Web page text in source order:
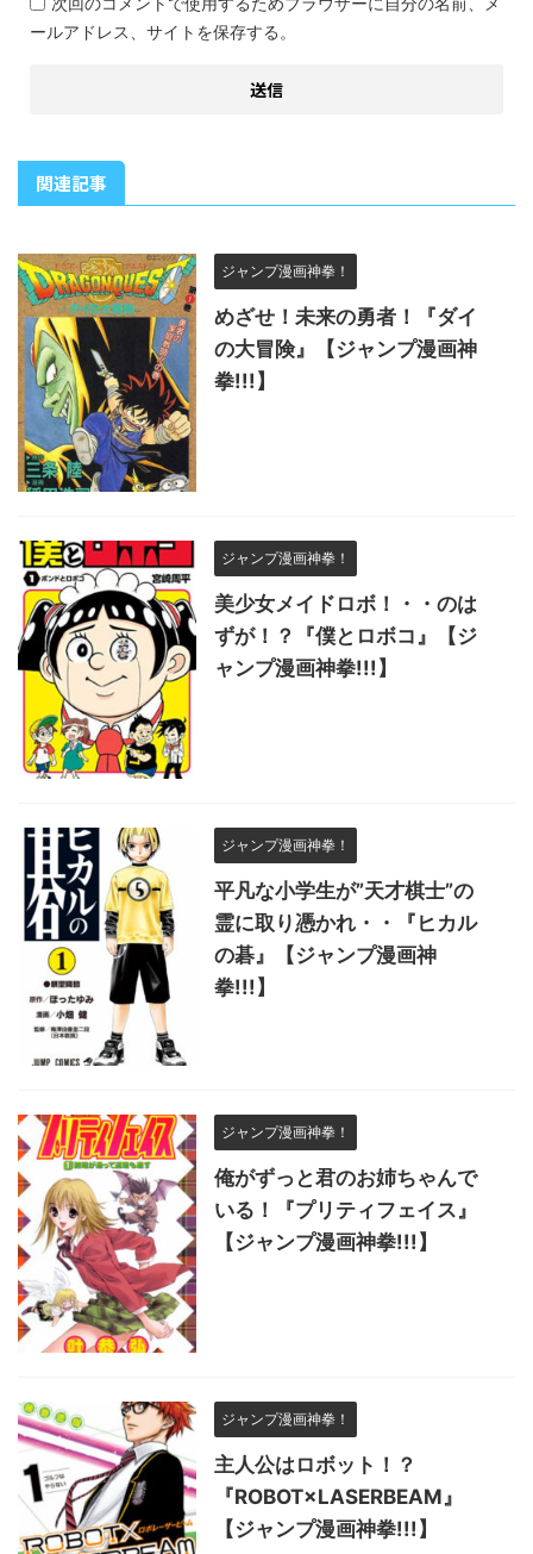
ールアドレス、サイトを保存する。
関連記事
ジャンプ漫画神拳！
めざせ！未来の勇者！『ダイ
の大冒険』【ジャンプ漫画神
拳!!!】
ジャンプ漫画神拳！
美少女メイドロボ！・・のは
ずが！？『僕とロボコ』【ジ
ャンプ漫画神拳!!!】
ジャンプ漫画神拳！
平凡な小学生が”天才棋士”の
霊に取り憑かれ・・『ヒカル
の碁』【ジャンプ漫画神
拳!!!】
ジャンプ漫画神拳！
俺がずっと君のお姉ちゃんで
いる！『プリティフェイス』
【ジャンプ漫画神拳!!!】
ジャンプ漫画神拳！
主人公はロボット！？
『ROBOT×LASERBEAM』
【ジャンプ漫画神拳!!!】